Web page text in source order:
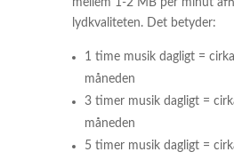
mellem 1-2 MB per minut
lydkvaliteten. Det betyder:
1 time musik dagligt =
måneden
3 timer musik dagligt =
måneden
5 timer musik dagligt =